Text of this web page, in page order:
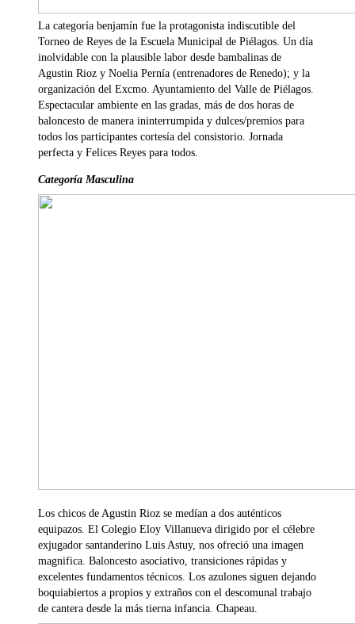
La categoría benjamín fue la protagonista indiscutible del
Torneo de Reyes de la Escuela Municipal de Piélagos. Un día
inolvidable con la plausible labor desde bambalinas de
Agustin Rioz y Noelia Pernía (entrenadores de Renedo); y la
organización del Excmo. Ayuntamiento del Valle de Piélagos.
Espectacular ambiente en las gradas, más de dos horas de
baloncesto de manera ininterrumpida y dulces/premios para
todos los participantes cortesía del consistorio. Jornada
perfecta y Felices Reyes para todos.
Categoría Masculina
Los chicos de Agustin Rioz se medían a dos auténticos
equipazos. El Colegio Eloy Villanueva dirigido por el célebre
exjugador santanderino Luis Astuy, nos ofreció una imagen
magnifica. Baloncesto asociativo, transiciones rápidas y
excelentes fundamentos técnicos. Los azulones siguen dejando
boquiabiertos a propios y extraños con el descomunal trabajo
de cantera desde la más tierna infancia. Chapeau.